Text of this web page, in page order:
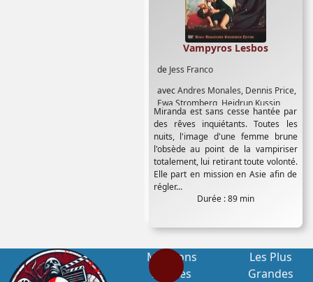
de Jess Franco
avecAndres Monales, Dennis Price,
Ewa Stromberg, Heidrun Kussin,
Jesus Franco,Paul Muller ,Soledad
Miranda
Vampyros Lesbos
Miranda est sans cesse hantée par
des rêves inquiétants. Toutes les
nuits, l'image d'une femme brune
l'obsède au point de la vampiriser
totalement, lui retirant toute volonté.
Elle part en mission en Asie afin de
régler...
Durée : 89 min
Mentions
Légales
Les Plus
Grandes